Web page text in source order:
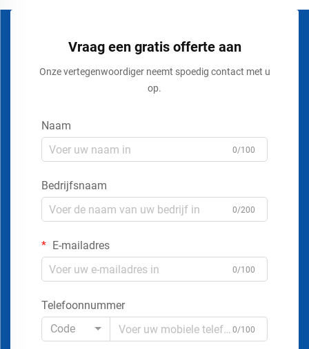
Vraag een gratis offerte aan
Onze vertegenwoordiger neemt spoedig contact met u
op.
Naam
0/100
Bedrijfsnaam
0/200
E-mailadres
0/100
Telefoonnummer
Code
0/100